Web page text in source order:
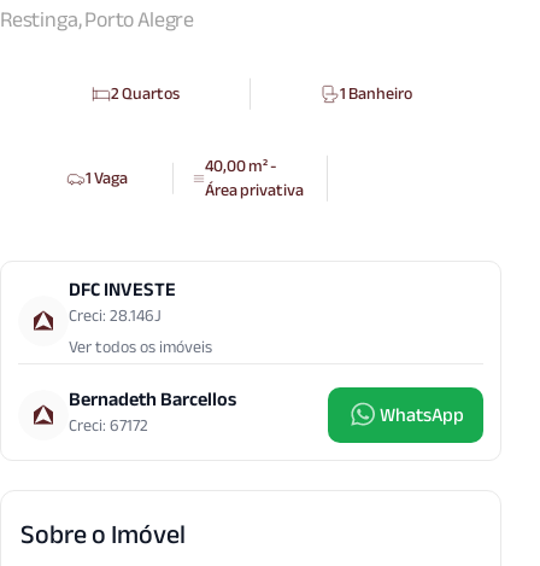
Restinga, Porto Alegre
2 Quartos 1 Banheiro
1 Vaga 40,00 m² -
Área privativa
DFC INVESTE
Creci: 28.146J
Ver todos os imóveis
Bernadeth Barcellos
Creci: 67172 WhatsApp
Sobre o Imóvel